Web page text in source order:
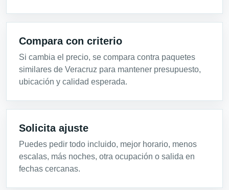
Compara con criterio
Si cambia el precio, se compara contra paquetes
similares de Veracruz para mantener presupuesto,
ubicación y calidad esperada.
Solicita ajuste
Puedes pedir todo incluido, mejor horario, menos
escalas, más noches, otra ocupación o salida en
fechas cercanas.